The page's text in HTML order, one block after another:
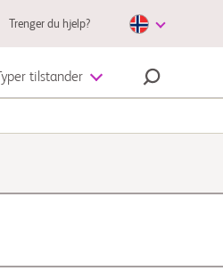
Trenger du hjelp?
Typer tilstander